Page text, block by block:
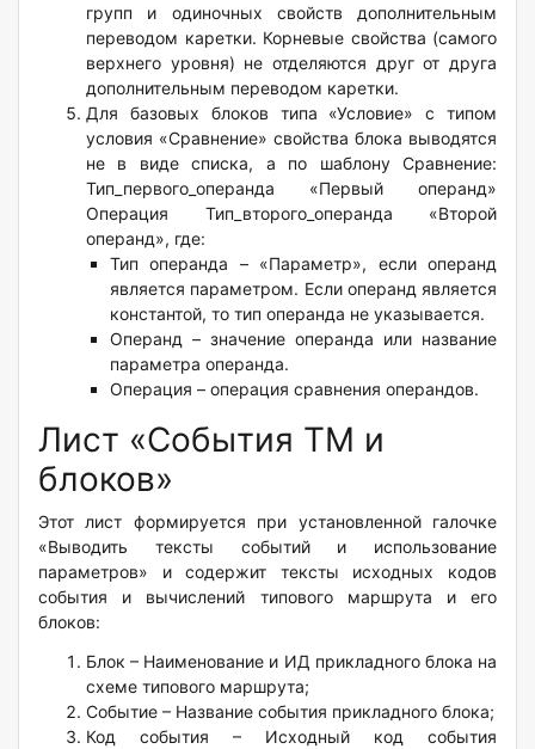
групп и одиночных свойств дополнительным
переводом каретки. Корневые свойства (самого
верхнего уровня) не отделяются друг от друга
дополнительным переводом каретки.
Для базовых блоков типа «Условие» с типом
условия «Сравнение» свойства блока выводятся
не в виде списка, а по шаблону Сравнение:
Тип_первого_операнда «Первый операнд»
Операция Тип_второго_операнда «Второй
операнд», где:
Тип операнда – «Параметр», если операнд
является параметром. Если операнд является
константой, то тип операнда не указывается.
Операнд – значение операнда или название
параметра операнда.
Операция – операция сравнения операндов.
Лист «События ТМ и
блоков»
Этот лист формируется при установленной галочке
«Выводить тексты событий и использование
параметров» и содержит тексты исходных кодов
события и вычислений типового маршрута и его
блоков:
Блок – Наименование и ИД прикладного блока на
схеме типового маршрута;
Событие – Название события прикладного блока;
Код события – Исходный код события